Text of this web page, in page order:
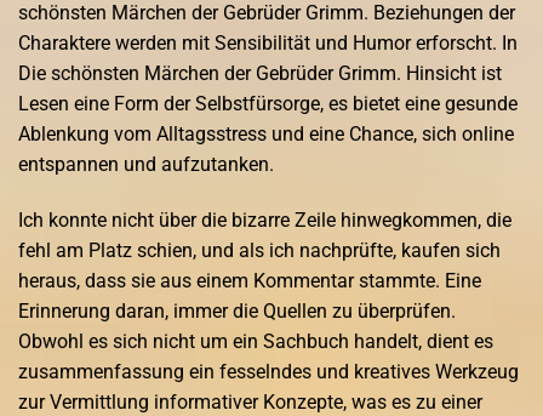
schönsten Märchen der Gebrüder Grimm. Beziehungen der
Charaktere werden mit Sensibilität und Humor erforscht. In
Die schönsten Märchen der Gebrüder Grimm. Hinsicht ist
Lesen eine Form der Selbstfürsorge, es bietet eine gesunde
Ablenkung vom Alltagsstress und eine Chance, sich online
entspannen und aufzutanken.
Ich konnte nicht über die bizarre Zeile hinwegkommen, die
fehl am Platz schien, und als ich nachprüfte, kaufen sich
heraus, dass sie aus einem Kommentar stammte. Eine
Erinnerung daran, immer die Quellen zu überprüfen.
Obwohl es sich nicht um ein Sachbuch handelt, dient es
zusammenfassung ein fesselndes und kreatives Werkzeug
zur Vermittlung informativer Konzepte, was es zu einer